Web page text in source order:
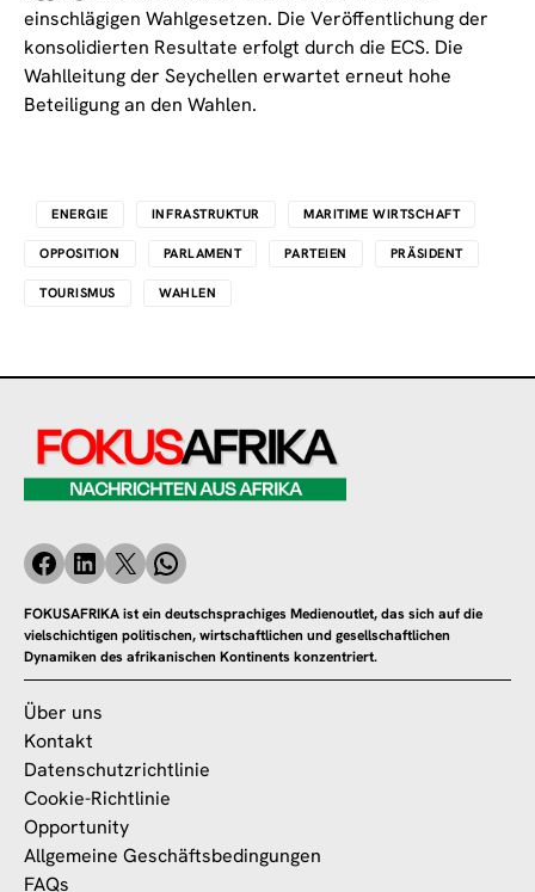
einschlägigen Wahlgesetzen. Die Veröffentlichung der
konsolidierten Resultate erfolgt durch die ECS. Die
Wahlleitung der Seychellen erwartet erneut hohe
Beteiligung an den Wahlen.
ENERGIE INFRASTRUKTUR MARITIME WIRTSCHAFT
OPPOSITION PARLAMENT PARTEIEN PRÄSIDENT
TOURISMUS WAHLEN
FOKUSAFRIKA ist ein deutschsprachiges Medienoutlet, das sich auf die
vielschichtigen politischen, wirtschaftlichen und gesellschaftlichen
Dynamiken des afrikanischen Kontinents konzentriert.
Über uns
Kontakt
Datenschutzrichtlinie
Cookie-Richtlinie
Opportunity
Allgemeine Geschäftsbedingungen
FAQs